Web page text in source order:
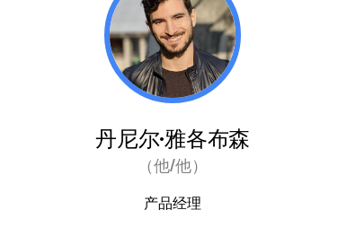
丹尼尔·雅各布森
（他/他）
产品经理